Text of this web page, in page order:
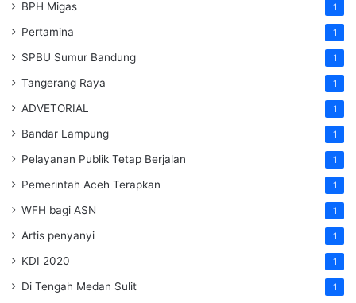
BPH Migas 1
Pertamina 1
SPBU Sumur Bandung 1
Tangerang Raya 1
ADVETORIAL 1
Bandar Lampung 1
Pelayanan Publik Tetap Berjalan 1
Pemerintah Aceh Terapkan 1
WFH bagi ASN 1
Artis penyanyi 1
KDI 2020 1
Di Tengah Medan Sulit 1